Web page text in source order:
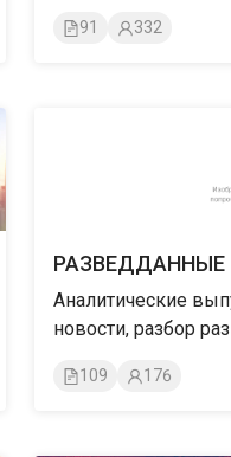
91 332
РАЗВЕДДАННЫЕ
Аналитические
новости, разбор
109 176